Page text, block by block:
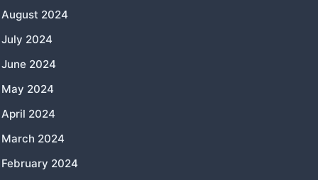
August 2024
July 2024
June 2024
May 2024
April 2024
March 2024
February 2024